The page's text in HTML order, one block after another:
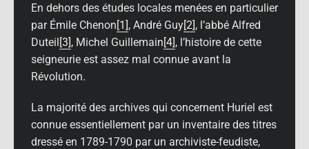
En dehors des études locales menées en particulier
par Émile Chenon[1], André Guy[2], l’abbé Alfred
Duteil[3], Michel Guillemain[4], l’histoire de cette
seigneurie est assez mal connue avant la
Révolution.
La majorité des archives qui concernent Huriel est
connue essentiellement par un inventaire des titres
dressé en 1789-1790 par un archiviste-feudiste,